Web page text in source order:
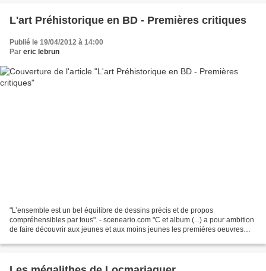
L'art Préhistorique en BD - Premières critiques
Publié le 19/04/2012 à 14:00
Par eric lebrun
"L’ensemble est un bel équilibre de dessins précis et de propos
compréhensibles par tous". - sceneario.com "C et album (...) a pour ambition
de faire découvrir aux jeunes et aux moins jeunes les premières oeuvres